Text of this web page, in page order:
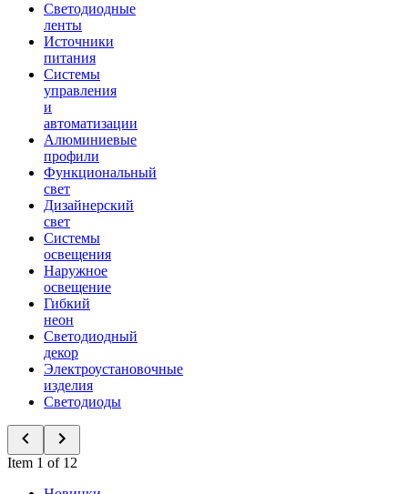
Светодиодные
ленты
Источники
питания
Системы
управления
и
автоматизации
Алюминиевые
профили
Функциональный
свет
Дизайнерский
свет
Системы
освещения
Наружное
освещение
Гибкий
неон
Светодиодный
декор
Электроустановочные
изделия
Светодиоды
Item 1 of 12